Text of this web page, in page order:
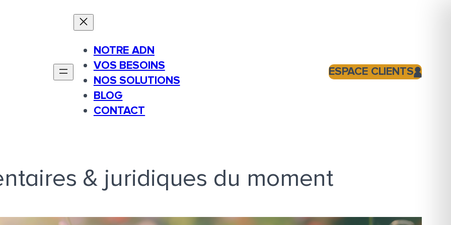
NOTRE ADN
VOS BESOINS
NOS SOLUTIONS
BLOG
CONTACT
ESPACE CLIENTS
& juridiques du moment